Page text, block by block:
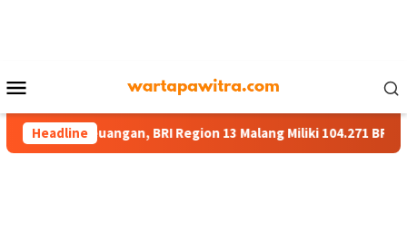
Mobile
Headline
Keuangan, BRI Region 13 Malang Miliki 104.271 BRILink